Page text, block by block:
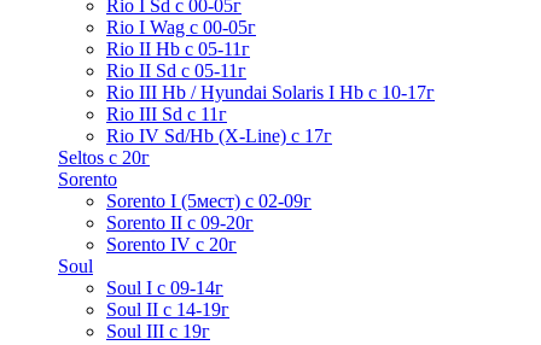
Rio I Sd с 00-05г
Rio I Wag c 00-05г
Rio II Hb с 05-11г
Rio II Sd с 05-11г
Rio III Hb / Hyundai Solaris I Hb с 10-17г
Rio III Sd c 11г
Rio IV Sd/Hb (X-Line) с 17г
Seltos с 20г
Sorento
Sorento I (5мест) с 02-09г
Sorento II c 09-20г
Sorento IV с 20г
Soul
Soul I с 09-14г
Soul II с 14-19г
Soul III с 19г